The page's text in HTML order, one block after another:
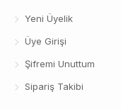
Yeni Üyelik
Üye Girişi
Şifremi Unuttum
Sipariş Takibi